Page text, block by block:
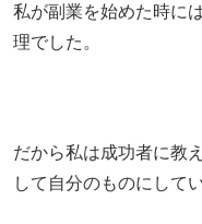
私が副業を始めた時に
理でした。
だから私は成功者に教
して自分のものにして